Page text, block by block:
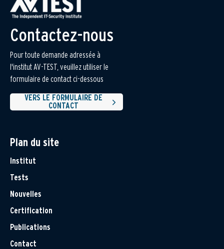
Contactez-nous
Pour toute demande adressée à
l'institut AV-TEST, veuillez utiliser le
formulaire de contact ci-dessous
VERS LE FORMULAIRE DE
CONTACT
Plan du site
Institut
Tests
Nouvelles
Certification
Publications
Contact